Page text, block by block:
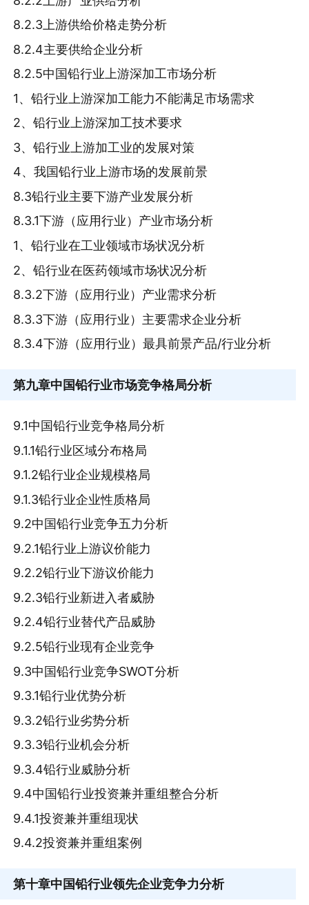
8.2.3上游供给价格走势分析
8.2.4主要供给企业分析
8.2.5中国铅行业上游深加工市场分析
1、铅行业上游深加工能力不能满足市场需求
2、铅行业上游深加工技术要求
3、铅行业上游加工业的发展对策
4、我国铅行业上游市场的发展前景
8.3铅行业主要下游产业发展分析
8.3.1下游（应用行业）产业市场分析
1、铅行业在工业领域市场状况分析
2、铅行业在医药领域市场状况分析
8.3.2下游（应用行业）产业需求分析
8.3.3下游（应用行业）主要需求企业分析
8.3.4下游（应用行业）最具前景产品/行业分析
第九章中国铅行业市场竞争格局分析
9.1中国铅行业竞争格局分析
9.1.1铅行业区域分布格局
9.1.2铅行业企业规模格局
9.1.3铅行业企业性质格局
9.2中国铅行业竞争五力分析
9.2.1铅行业上游议价能力
9.2.2铅行业下游议价能力
9.2.3铅行业新进入者威胁
9.2.4铅行业替代产品威胁
9.2.5铅行业现有企业竞争
9.3中国铅行业竞争SWOT分析
9.3.1铅行业优势分析
9.3.2铅行业劣势分析
9.3.3铅行业机会分析
9.3.4铅行业威胁分析
9.4中国铅行业投资兼并重组整合分析
9.4.1投资兼并重组现状
9.4.2投资兼并重组案例
第十章中国铅行业领先企业竞争力分析